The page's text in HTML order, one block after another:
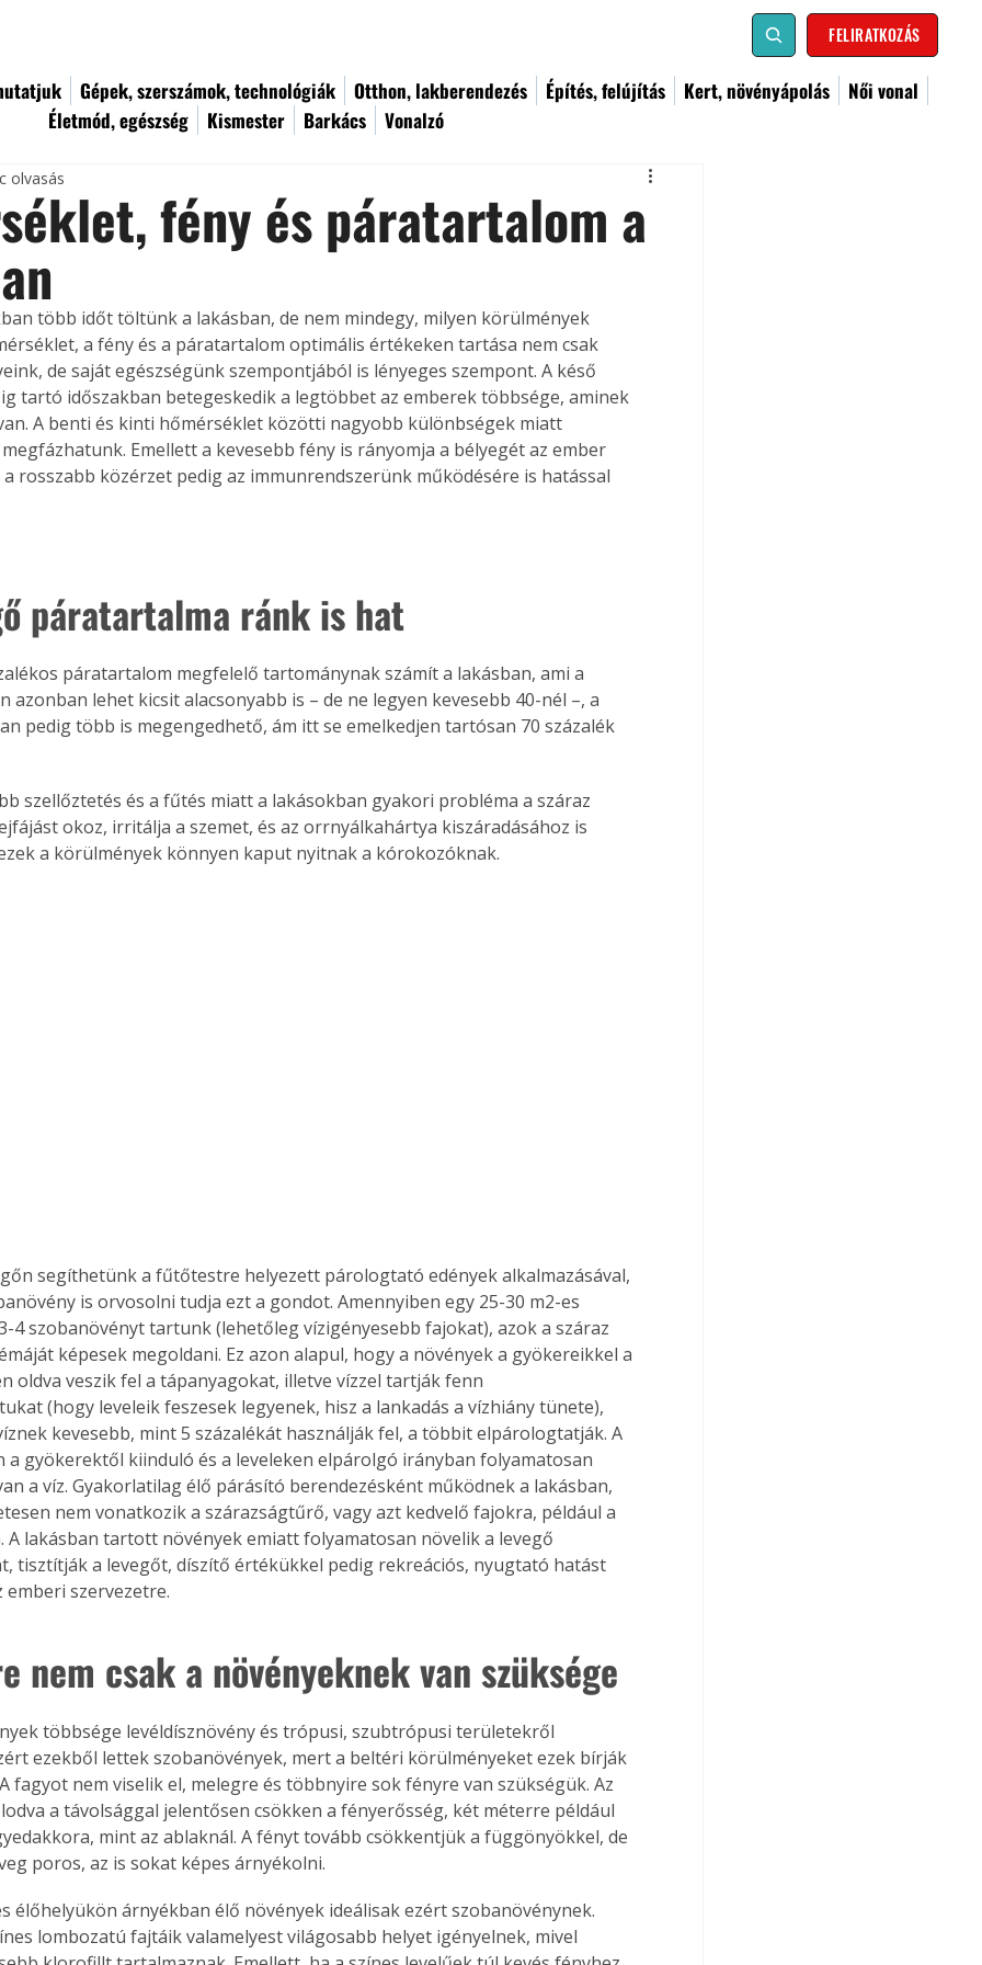
FELIRATKOZÁS
Gépek, szerszámok, technológiák Otthon, lakberendezés Építés, felújítás Kert, növényápolás
Női vonal
Életmód, egészség
Kismester Barkács Vonalzó
fény és páratartalom a
olvasás
több időt töltünk a lakásban, de nem mindegy, milyen körülmények
a fény és a páratartalom optimális értékeken tartása nem csak
de saját egészségünk szempontjából is lényeges szempont. A késő
tartó időszakban betegeskedik a legtöbbet az emberek többsége, aminek
A benti és kinti hőmérséklet közötti nagyobb különbségek miatt
Emellett a kevesebb fény is rányomja a bélyegét az ember
rosszabb közérzet pedig az immunrendszerünk működésére is hatással
páratartalma ránk is hat
páratartalom megfelelő tartománynak számít a lakásban, ami a
azonban lehet kicsit alacsonyabb is – de ne legyen kevesebb 40-nél –, a
pedig több is megengedhető, ám itt se emelkedjen tartósan 70 százalék
szellőztetés és a fűtés miatt a lakásokban gyakori probléma a száraz
okoz, irritálja a szemet, és az orrnyálkahártya kiszáradásához is
a körülmények könnyen kaput nyitnak a kórokozóknak.
segíthetünk a fűtőtestre helyezett párologtató edények alkalmazásával,
is orvosolni tudja ezt a gondot. Amennyiben egy 25-30 m2-es
4 szobanövényt tartunk (lehetőleg vízigényesebb fajokat), azok a száraz
képesek megoldani. Ez azon alapul, hogy a növények a gyökereikkel a
oldva veszik fel a tápanyagokat, illetve vízzel tartják fenn
(hogy leveleik feszesek legyenek, hisz a lankadás a vízhiány tünete),
kevesebb, mint 5 százalékát használják fel, a többit elpárologtatják. A
a gyökerektől kiinduló és a leveleken elpárolgó irányban folyamatosan
a víz. Gyakorlatilag élő párásító berendezésként működnek a lakásban,
nem vonatkozik a szárazságtűrő, vagy azt kedvelő fajokra, például a
A lakásban tartott növények emiatt folyamatosan növelik a levegő
tisztítják a levegőt, díszítő értékükkel pedig rekreációs, nyugtató hatást
emberi szervezetre.
nem csak a növényeknek van szüksége
többsége levéldísznövény és trópusi, szubtrópusi területekről
ezekből lettek szobanövények, mert a beltéri körülményeket ezek bírják
fagyot nem viselik el, melegre és többnyire sok fényre van szükségük. Az
a távolsággal jelentősen csökken a fényerősség, két méterre például
mint az ablaknál. A fényt tovább csökkentjük a függönyökkel, de
poros, az is sokat képes árnyékolni.
élőhelyükön árnyékban élő növények ideálisak ezért szobanövénynek.
lombozatú fajtáik valamelyest világosabb helyet igényelnek, mivel